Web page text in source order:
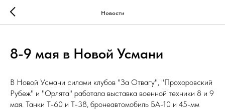
Новости
8-9 мая в Новой Усмани
В Новой Усмани силами клубов "За Отвагу", "Прохоровский
Рубеж" и "Орлята" работала выставка военной техники 8 и 9
мая. Танки Т-60 и Т-38, бронеавтомобиль БА-10 и 45-мм